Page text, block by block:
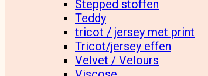
Stepped stoffen
Teddy
tricot / jersey met print
Tricot/jersey effen
Velvet / Velours